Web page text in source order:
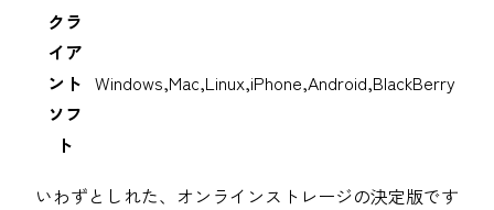
クラ
イア
ント
ソフ
ト
Windows,Mac,Linux,iPhone,Android,BlackBerry
いわずとしれた、オンラインストレージの決定版です